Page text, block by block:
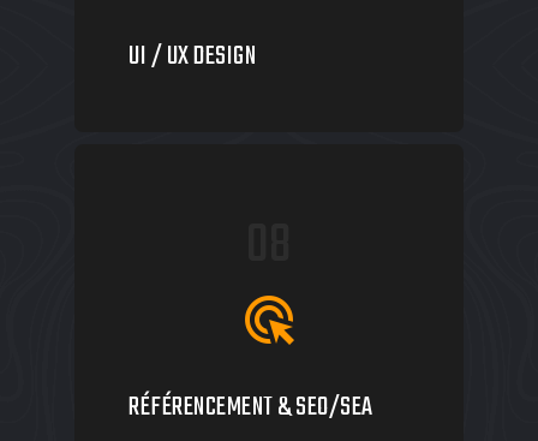
UI / UX DESIGN
ads_click
RÉFÉRENCEMENT & SEO/SEA